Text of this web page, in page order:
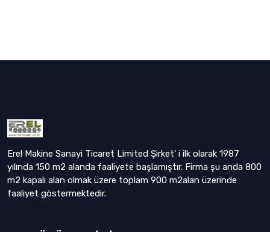
Erel Makine Sanayi Ticaret Limited Şirket' i ilk olarak 1987
yılında 150 m2 alanda faaliyete başlamıştır. Firma şu anda 800
m2 kapalı alan olmak üzere toplam 900 m2alan üzerinde
faaliyet göstermektedir.